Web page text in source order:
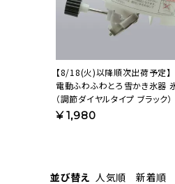
【8/18(火)以降順次出荷予定】
電動ふわふわとろ雪かき氷器
（調節ダイヤルタイプ ブラック
BKM-IC 【HP】
¥1,980
並び替え 人気順 新着順